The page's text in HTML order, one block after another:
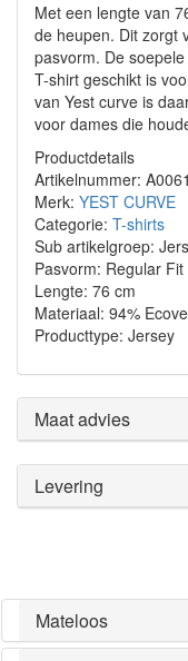
Met een lengte van
de heupen. Dit zorgt
pasvorm. De
T-shirt geschikt is
van Yest curve is
voor dames die
Productdetails
Artikelnummer:
Merk: YEST CURVE
Categorie: T-shirts
Sub artikelgroep:
Pasvorm: Regular Fit
Lengte: 76 cm
Materiaal: 94%
Producttype: Jersey
Maat advies
Levering
Mateloos